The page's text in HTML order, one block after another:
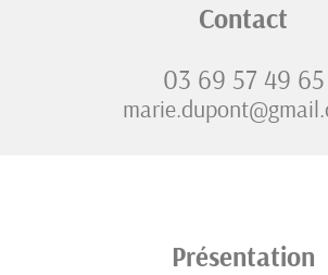
Contact
03 69 57 49 65
Présentation